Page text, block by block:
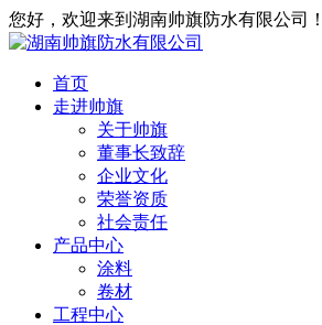
您好，欢迎来到湖南帅旗防水有限公司！
首页
走进帅旗
关于帅旗
董事长致辞
企业文化
荣誉资质
社会责任
产品中心
涂料
卷材
工程中心